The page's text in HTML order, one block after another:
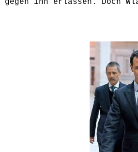
gegen ihn erlassen. Doch